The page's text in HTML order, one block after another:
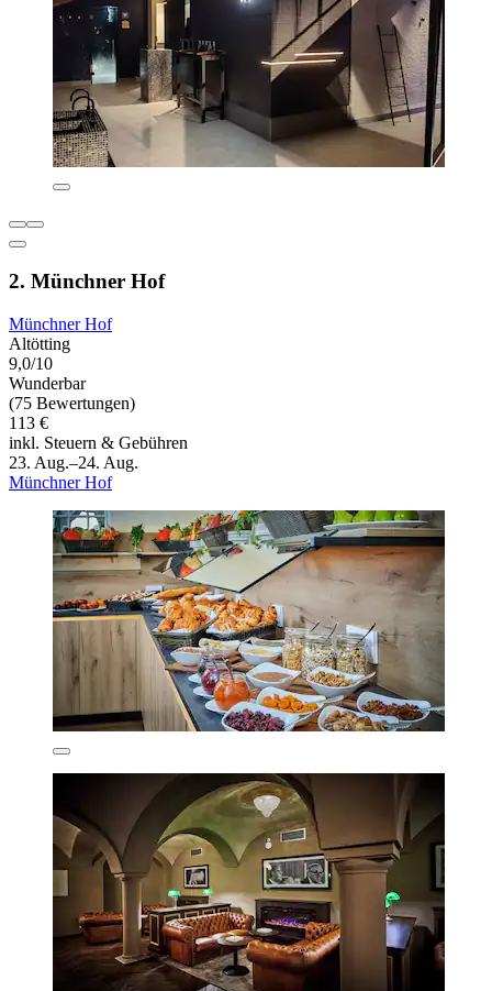
2. Münchner Hof
Münchner Hof
Altötting
9,0/10
Wunderbar
(75 Bewertungen)
113 €
inkl. Steuern & Gebühren
23. Aug.–24. Aug.
Münchner Hof